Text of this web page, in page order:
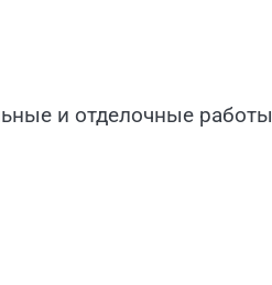
и отделочные работы